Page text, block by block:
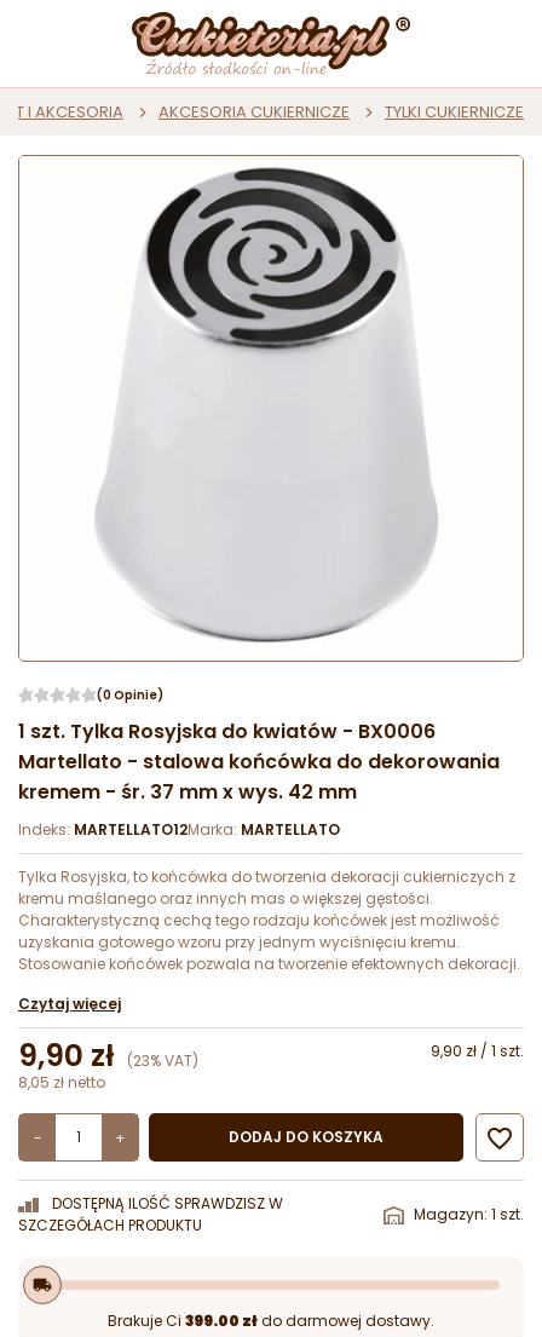
I AKCESORIA AKCESORIA CUKIERNICZE TYLKI CUKIERNICZE
(0 Opinie)
1 szt. Tylka Rosyjska do kwiatów - BX0006
Martellato - stalowa końcówka do dekorowania
kremem - śr. 37 mm x wys. 42 mm
Indeks: MARTELLATO12Marka: MARTELLATO
Tylka Rosyjska, to końcówka do tworzenia dekoracji cukierniczych z
kremu maślanego oraz innych mas o większej gęstości.
Charakterystyczną cechą tego rodzaju końcówek jest możliwość
uzyskania gotowego wzoru przy jednym wyciśnięciu kremu.
Stosowanie końcówek pozwala na tworzenie efektownych dekoracji.
Czytaj więcej
9,90 zł (23% VAT)
9,90 zł / 1 szt.
8,05 zł netto
- + DODAJ DO KOSZYKA 
DOSTĘPNĄ ILOŚĆ SPRAWDZISZ W
SZCZEGÓŁACH PRODUKTU
Magazyn: 1 szt.
local_shipping
Brakuje Ci 399.00 złdo darmowej dostawy.